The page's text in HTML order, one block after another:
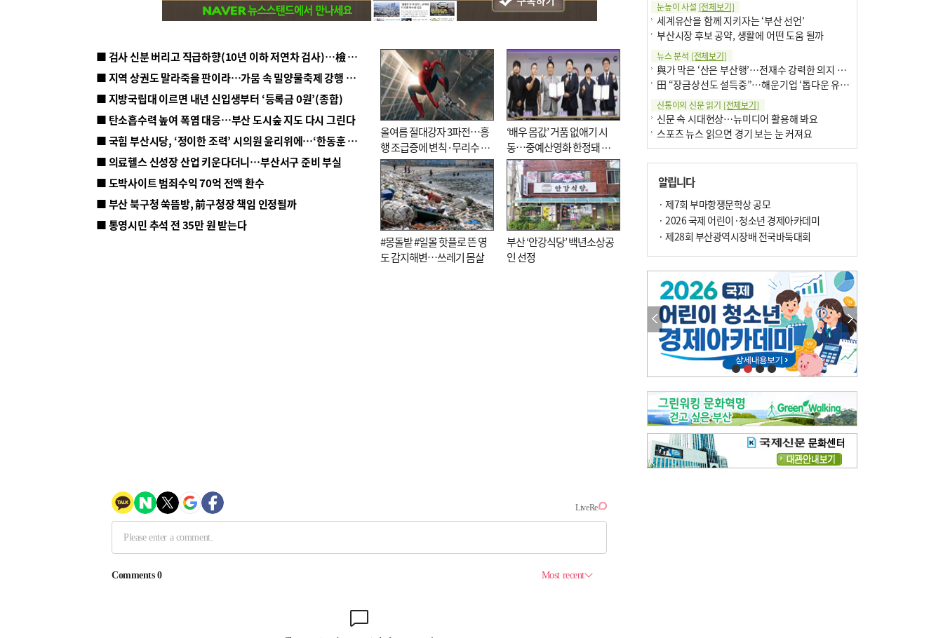
■ 검사 신분 버리고 직급하향(10년 이하 저연차 검사)…檢 중수청행 기피
■ 지역 상권도 말라죽을 판이라…가뭄 속 밀양물축제 강행 논란
■ 지방국립대 이르면 내년 신입생부터 ‘등록금 0원’(종합)
■ 탄소흡수력 높여 폭염 대응…부산 도시숲 지도 다시 그린다
■ 국힘 부산시당, ‘정이한 조력’ 시의원 윤리위에…‘한동훈 지지’도 신고접수
■ 의료헬스 신성장 산업 키운다더니…부산서구 준비 부실
■ 도박사이트 범죄수익 70억 전액 환수
■ 부산 북구청 쑥뜸방, 前구청장 책임 인정될까
■ 통영시민 추석 전 35만 원 받는다
올여름 절대강자 3파전…흥
행 조급증에 변칙·무리수 마
케팅도
‘배우 몸값’ 거품 없애기 시
동…중예산영화 한정돼 실
효성 의문도
#몽돌밭 #일몰 핫플로 뜬 영
도 감지해변…쓰레기 몸살
부산 ‘안강식당’ 백년소상공
인 선정
눈높이 사설 [전체보기]
세계유산을 함께 지키자는 ‘부산 선언’
부산시장 후보 공약, 생활에 어떤 도움 될까
뉴스 분석 [전체보기]
與가 막은 ‘산은 부산행’…전재수 강력한 의지 표명 없인 공염불
田 “장금상선도 설득중”…해운기업 ‘톱다운 유치전’ 가속
신통이의 신문 읽기 [전체보기]
신문 속 시대현상…뉴미디어 활용해 봐요
스포츠 뉴스 읽으면 경기 보는 눈 커져요
구·군 승진 축하화분 관행 없애자니 소상공인 울상
팩트체크 [전체보기]
서산 간월암
한 손 뉴스[전체보기]
골목 맛집 발굴 고메 셀렉션…부산시, 페스티벌 시월 연계
이란 공습 경고·취소 되풀이…오락가락 트럼프 비꼰 ‘타코’
오늘의 날씨-[전체보기]
오늘의 날씨- 2026년 8월 6일
오늘의 날씨- 2026년 8월 5일
우리 결혼해요-[전체보기]
우리 결혼해요- 김홍윤·정세빈 커플
알립니다
· 제7회 부마항쟁문학상 공모
· 2026 국제 어린이·청소년 경제아카데미
· 제28회 부산광역시장배 전국바둑대회